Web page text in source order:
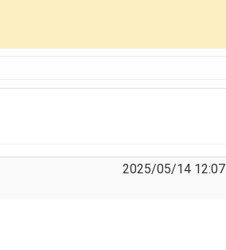
2025/05/14 12:07